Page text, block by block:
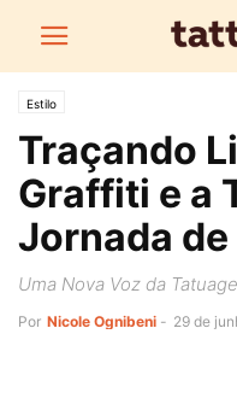
Estilo
Traçando
Graffiti e a
Jornada de
Uma Nova Voz da
Por Nicole Ognibeni - 29 de